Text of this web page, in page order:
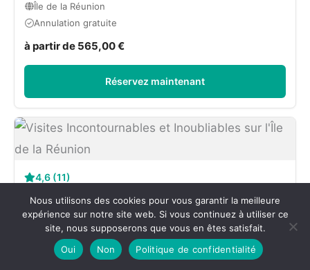
Île de la Réunion
Annulation gratuite
à partir de 565,00 €
Réservez maintenant
4,6 (11)
Visites Incontournables et Inoubliables sur l'Île
de la Réunion
Île de la Réunion
Annulation gratuite
Nous utilisons des cookies pour vous garantir la meilleure
expérience sur notre site web. Si vous continuez à utiliser ce
site, nous supposerons que vous en êtes satisfait.
Oui
Non Politique de confidentialité